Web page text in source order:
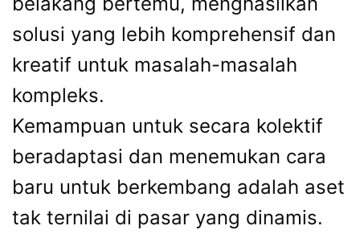
solusi yang lebih komprehensif dan
kreatif untuk masalah-masalah
kompleks.
Kemampuan untuk secara kolektif
beradaptasi dan menemukan cara
baru untuk berkembang adalah aset
tak ternilai di pasar yang dinamis.